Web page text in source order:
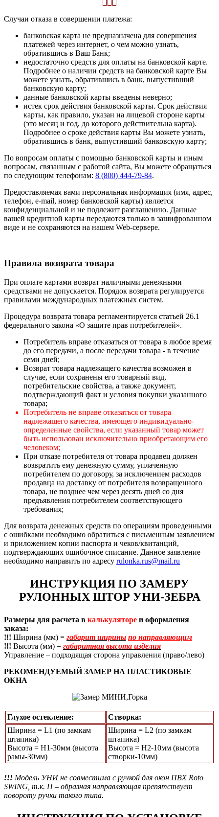
Случаи отказа в совершении платежа:
банковская карта не предназначена для совершения
платежей через интернет, о чем можно узнать,
обратившись в Ваш Банк;
недостаточно средств для оплаты на банковской карте.
Подробнее о наличии средств на банковской карте Вы
можете узнать, обратившись в банк, выпустивший
банковскую карту;
данные банковской карты введены неверно;
истек срок действия банковской карты. Срок действия
карты, как правило, указан на лицевой стороне карты
(это месяц и год, до которого действительна карта).
Подробнее о сроке действия карты Вы можете узнать,
обратившись в банк, выпустивший банковскую карту;
По вопросам оплаты с помощью банковской карты и иным
вопросам, связанным с работой сайта, Вы можете обращаться
по следующим телефонам: 8 (800) 444-79-84.
Предоставляемая вами персональная информация (имя, адрес,
телефон, e-mail, номер банковской карты) является
конфиденциальной и не подлежит разглашению. Данные
вашей кредитной карты передаются только в зашифрованном
виде и не сохраняются на нашем Web-сервере.
Правила возврата товара
При оплате картами возврат наличными денежными
средствами не допускается. Порядок возврата регулируется
правилами международных платежных систем.
Процедура возврата товара регламентируется статьей 26.1
федерального закона «О защите прав потребителей».
Потребитель вправе отказаться от товара в любое время
до его передачи, а после передачи товара - в течение
семи дней;
Возврат товара надлежащего качества возможен в
случае, если сохранены его товарный вид,
потребительские свойства, а также документ,
подтверждающий факт и условия покупки указанного
товара;
Потребитель не вправе отказаться от товара
надлежащего качества, имеющего индивидуально-
определенные свойства, если указанный товар может
быть использован исключительно приобретающим его
человеком;
При отказе потребителя от товара продавец должен
возвратить ему денежную сумму, уплаченную
потребителем по договору, за исключением расходов
продавца на доставку от потребителя возвращенного
товара, не позднее чем через десять дней со дня
предъявления потребителем соответствующего
требования;
Для возврата денежных средств по операциям проведенными
с ошибками необходимо обратиться с письменным заявлением
и приложением копии паспорта и чеков/квитанций,
подтверждающих ошибочное списание. Данное заявление
необходимо направить по адресу rulonka.rus@mail.ru
ИНСТРУКЦИЯ ПО ЗАМЕРУ
РУЛОННЫХ ШТОР УНИ-ЗЕБРА
Размеры для расчета в калькуляторе и оформления
заказа:
!!! Ширина (мм) = габарит ширины по направляющим
!!! Высота (мм) = габаритная высота изделия
Управление – подходящая сторона управления (право/лево)
РЕКОМЕНДУЕМЫЙ ЗАМЕР НА ПЛАСТИКОВЫЕ
ОКНА
Глухое остекление:
Створка:
Ширина = L1 (по замкам
штапика)
Высота = Н1-30мм (высота
рамы-30мм)
Ширина = L2 (по замкам
штапика)
Высота = H2-10мм (высота
створки-10мм)
!!! Модель УНИ не совместима с ручкой для окон ПВХ Roto
SWING, т.к. П – образная направляющая препятствует
повороту ручки такого типа.